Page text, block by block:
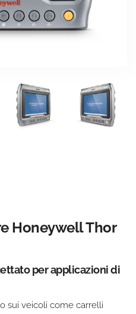
Honeywell Thor
per applicazioni di
sui veicoli come carrelli